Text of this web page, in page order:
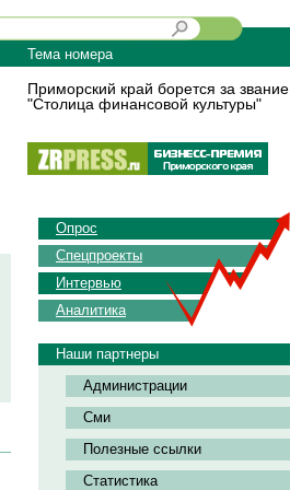
Тема номера
Приморский край борется за звание
"Столица финансовой культуры"
Опрос
Спецпроекты
Интервью
Аналитика
Наши партнеры
Администрации
Сми
Полезные ссылки
Статистика